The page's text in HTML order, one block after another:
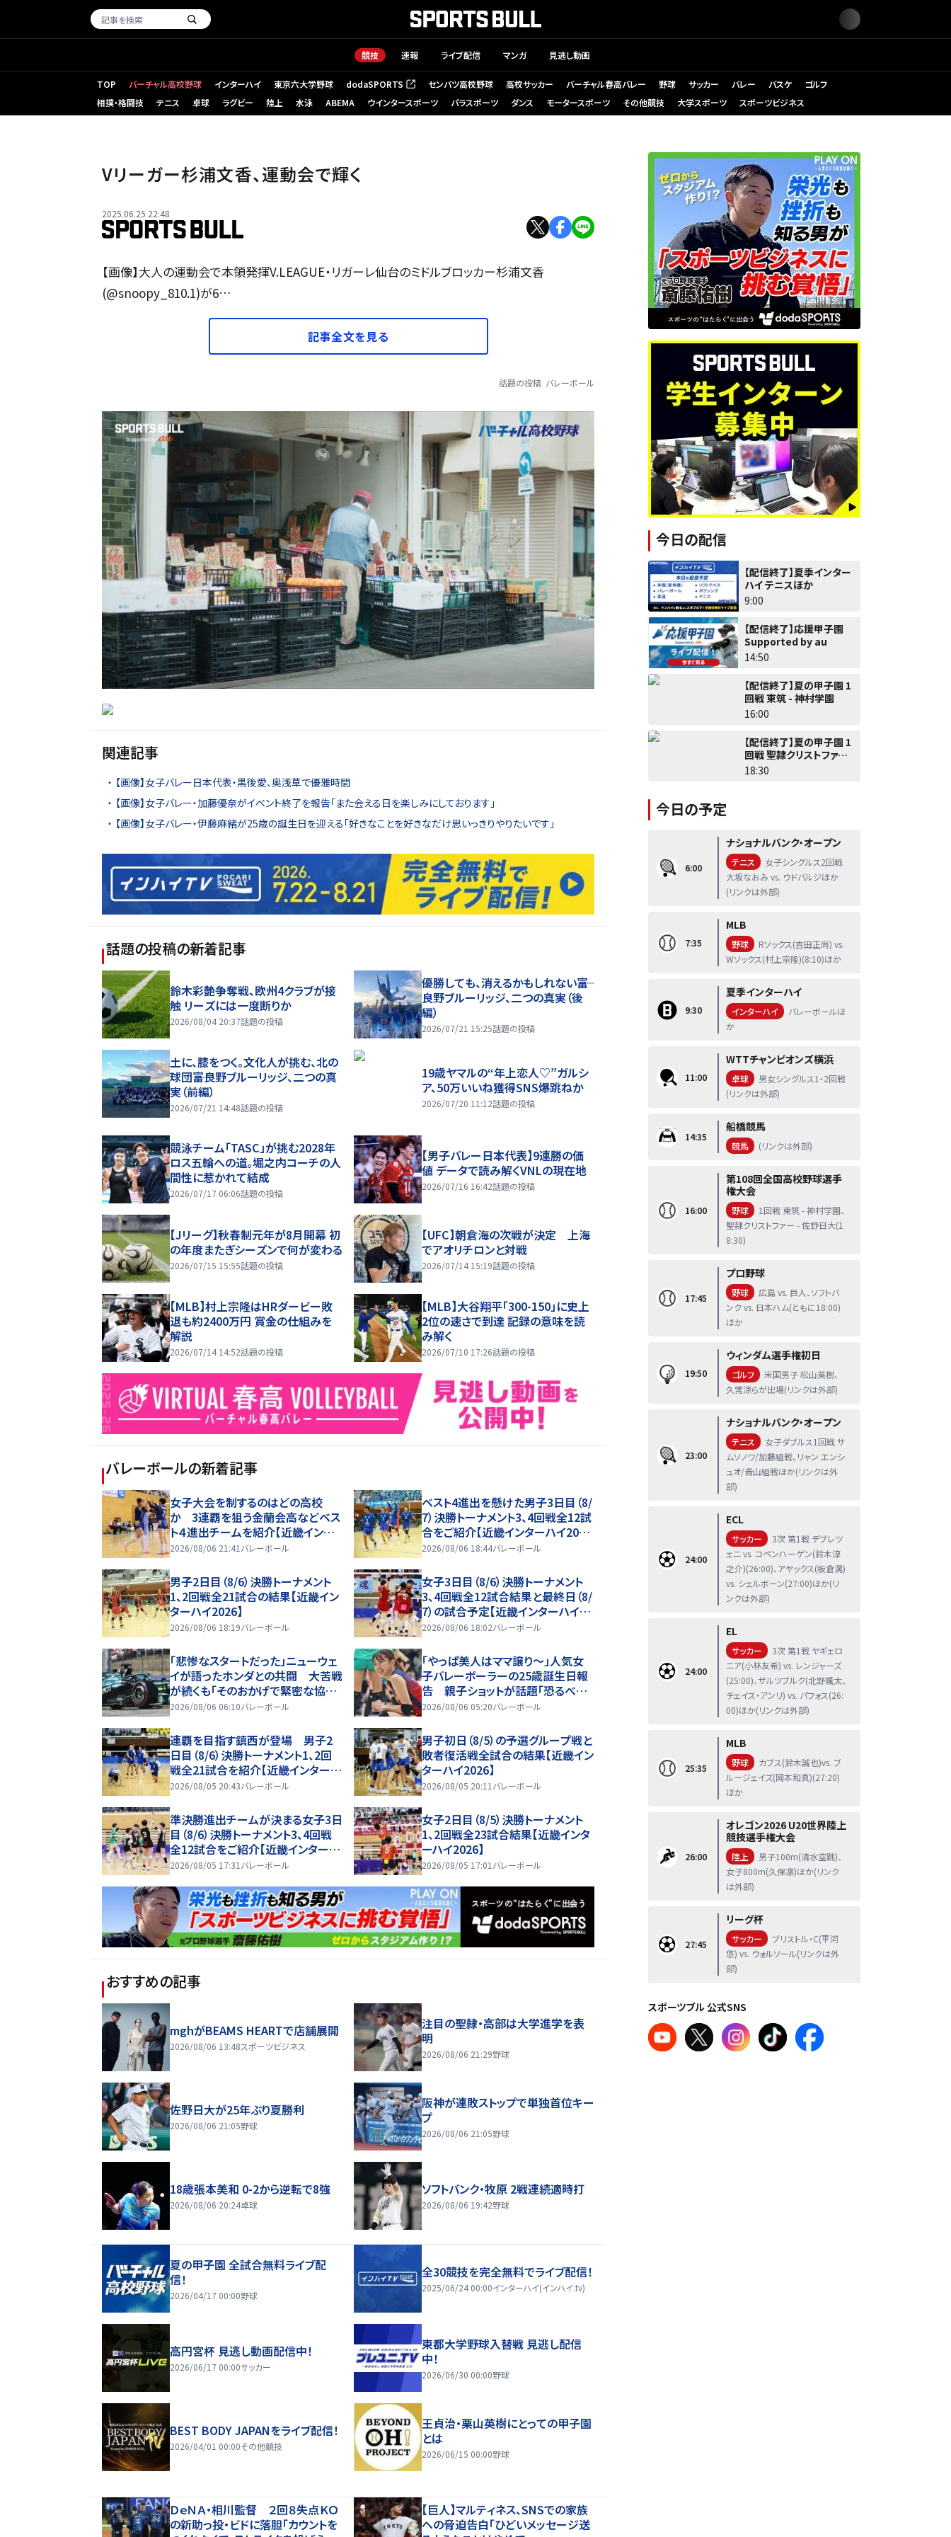
競技 速報 ライブ配信 マンガ 見逃し動画
TOP バーチャル高校野球 インターハイ 東京六大学野球 dodaSPORTS
（新しいタブで開く） センバツ高校野球 高校サッカー バーチャル春高バレー 野球 サッカー バレー バスケ
ゴルフ
相撲・格闘技
テニス 卓球 ラグビー 陸上 水泳 ABEMA ウインタースポーツ パラスポーツ ダンス モータースポーツ その他競技 大学スポーツ スポーツビジネス
Vリーガー杉浦文香、運動会で輝く
2025.06.25 22:48
【画像】大人の運動会で本領発揮V.LEAGUE・リガーレ仙台のミドルブロッカー杉浦文香
(@snoopy_810.1)が6…
記事全文を見る
話題の投稿 バレーボール
関連記事
【画像】女子バレー日本代表・黒後愛、奥浅草で優雅時間
【画像】女子バレー・加藤優奈がイベント終了を報告「また会える日を楽しみにしております」
【画像】女子バレー・伊藤麻緒が25歳の誕生日を迎える「好きなことを好きなだけ思いっきりやりたいです」
話題の投稿の新着記事
鈴木彩艶争奪戦、欧州4クラブが接
触 リーズには一度断りか
2026/08/04 20:37話題の投稿
優勝しても、消えるかもしれない――富
良野ブルーリッジ、二つの真実（後
編）
2026/07/21 15:25話題の投稿
土に、膝をつく。文化人が挑む、北の
球団――富良野ブルーリッジ、二つの真
実（前編）
2026/07/21 14:48話題の投稿
19歳ヤマルの“年上恋人♡”ガルシ
ア、50万いいね獲得SNS爆跳ねか
2026/07/20 11:12話題の投稿
競泳チーム「TASC」が挑む2028年
ロス五輪への道。堀之内コーチの人
間性に惹かれて結成
2026/07/17 06:06話題の投稿
【男子バレー日本代表】9連勝の価
値 データで読み解くVNLの現在地
2026/07/16 16:42話題の投稿
【Jリーグ】秋春制元年が8月開幕 初
の年度またぎシーズンで何が変わる
2026/07/15 15:55話題の投稿
【UFC】朝倉海の次戦が決定 上海
でアオリチロンと対戦
2026/07/14 15:19話題の投稿
【MLB】村上宗隆はHRダービー敗
退も約2400万円 賞金の仕組みを
解説
2026/07/14 14:52話題の投稿
【MLB】大谷翔平「300-150」に史上
2位の速さで到達 記録の意味を読
み解く
2026/07/10 17:26話題の投稿
バレーボールの新着記事
女子大会を制するのはどの高校
か 3連覇を狙う金蘭会高などベス
ト４進出チームを紹介【近畿インタ
ーハイ2026】
2026/08/06 21:41 バレーボール
ベスト4進出を懸けた男子3日目（8/
7）決勝トーナメント3、4回戦全12試
合をご紹介【近畿インターハイ202
6】
2026/08/06 18:44バレーボール
男子2日目（8/6）決勝トーナメント
1、2回戦全21試合の結果【近畿イン
ターハイ2026】
2026/08/06 18:19バレーボール
女子3日目（8/6）決勝トーナメント
3、4回戦全12試合結果と最終日（8/
7）の試合予定【近畿インターハイ20
26】
2026/08/06 18:02バレーボール
「悲惨なスタートだった」ニューウェ
イが語ったホンダとの共闘 大苦戦
が続くも「そのおかげで緊密な協力
関係を築けた」
2026/08/06 06:10バレーボール
「やっぱ美人はママ譲り～」人気女
子バレーボーラーの25歳誕生日報
告 親子ショットが話題「恐るべしD
NAです」
2026/08/06 05:20バレーボール
連覇を目指す鎮西が登場 男子2
日目（8/6）決勝トーナメント1、2回
戦全21試合を紹介【近畿インターハ
イ2026】
2026/08/05 20:43バレーボール
男子初日（8/5）の予選グループ戦と
敗者復活戦全試合の結果【近畿イン
ターハイ2026】
2026/08/05 20:11 バレーボール
準決勝進出チームが決まる女子3日
目（8/6）決勝トーナメント3、4回戦
全12試合をご紹介【近畿インターハ
イ2026】
2026/08/05 17:31 バレーボール
女子2日目（8/5）決勝トーナメント
1、2回戦全23試合結果【近畿インタ
ーハイ2026】
2026/08/05 17:01 バレーボール
おすすめの記事
mghがBEAMS HEARTで店舗展開
2026/08/06 13:48スポーツビジネス
注目の聖隷・高部は大学進学を表
明
2026/08/06 21:29野球
佐野日大が25年ぶり夏勝利
2026/08/06 21:05野球
阪神が連敗ストップで単独首位キー
プ
2026/08/06 21:05野球
18歳張本美和 0-2から逆転で8強
2026/08/06 20:24卓球
ソフトバンク・牧原 2戦連続適時打
2026/08/06 19:42野球
夏の甲子園 全試合無料ライブ配
信！
2026/04/17 00:00野球
全30競技を完全無料でライブ配信！
2025/06/24 00:00インターハイ(インハイ.tv)
高円宮杯 見逃し動画配信中！
2026/06/17 00:00サッカー
東都大学野球入替戦 見逃し配信
中！
2026/06/30 00:00野球
BEST BODY JAPANをライブ配信！
2026/04/01 00:00その他競技
王貞治・栗山英樹にとっての甲子園
とは
2026/06/15 00:00野球
ＤｅＮＡ・相川監督 ２回８失点ＫＯ
の新助っ投・ビドに落胆「カウントを
【巨人】マルティネス、SNSでの家族
への脅迫告白「ひどいメッセージ送
今日の配信
【配信終了】夏季インター
ハイ テニスほか
9:00
【配信終了】応援甲子園
Supported by au
14:50
【配信終了】夏の甲子園 1
回戦 東筑 - 神村学園
16:00
【配信終了】夏の甲子園 1
回戦 聖隷クリストファー -
佐野日大
18:30
今日の予定
6:00
ナショナルバンク・オープン
テニス
女子シングルス2回戦
大坂なおみ vs. ウドバルジほか
(リンクは外部)
7:35
MLB
野球
Rソックス(吉田正尚) vs.
Wソックス(村上宗隆)(8:10)ほか
9:30
夏季インターハイ
インターハイ
バレーボールほ
か
11:00
WTTチャンピオンズ横浜
卓球
男女シングルス1・2回戦
(リンクは外部)
14:35
船橋競馬
競馬 (リンクは外部)
16:00
第108回全国高校野球選手
権大会
野球
1回戦 東筑 - 神村学園、
聖隷クリストファー - 佐野日大(1
8:30)
17:45
プロ野球
野球
広島 vs. 巨人、ソフトバ
ンク vs. 日本ハム(ともに18:00)
ほか
19:50
ウィンダム選手権初日
ゴルフ
米国男子 松山英樹、
久常涼らが出場(リンクは外部)
23:00
ナショナルバンク・オープン
テニス
女子ダブルス1回戦 サ
ムソノワ/加藤組戦、リャン エンシ
ュオ/青山組戦ほか(リンクは外
部)
24:00
ECL
サッカー
3次 第1戦 デブレツ
ェニ vs. コペンハーゲン(鈴木淳
之介)(26:00)、アヤックス(板倉滉)
vs. シェルボーン(27:00)ほか(リ
ンクは外部)
24:00
EL
サッカー
3次 第1戦 ヤギェロ
ニア(小林友希) vs. レンジャーズ
(25:00)、ザルツブルク(北野颯太、
チェイス・アンリ) vs. パフォス(26:
00)ほか(リンクは外部)
25:35
MLB
野球
カブス(鈴木誠也)vs. ブ
ルージェイズ(岡本和真)(27:20)
ほか
26:00
オレゴン2026 U20世界陸上
競技選手権大会
陸上
男子100m(清水空跳)、
女子800m(久保凛)ほか(リンク
は外部)
27:45
リーグ杯
サッカー
ブリストル・C(平河
悠) vs. ウォルソール(リンクは外
部)
スポーツブル 公式SNS